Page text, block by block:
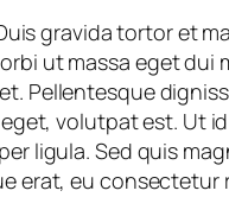
gravida tortor et
ut massa eget dui
Pellentesque
volutpat est. Ut
ligula. Sed quis
erat, eu consectetur